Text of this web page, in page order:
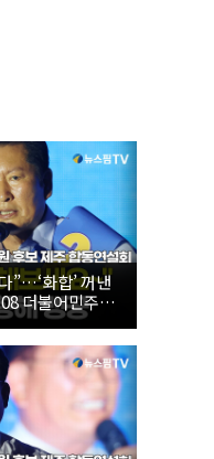
”…‘화합’ 꺼낸
더불어민주당
동연설회